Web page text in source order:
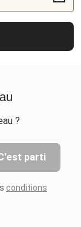
?
parti
conditions